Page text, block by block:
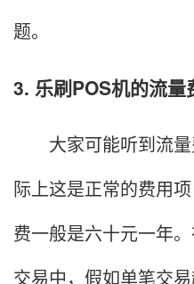
题。
3. 乐刷POS机的流量
大家可能听到流量
际上这是正常的费用
费一般是六十元一年
交易中，假如单笔交